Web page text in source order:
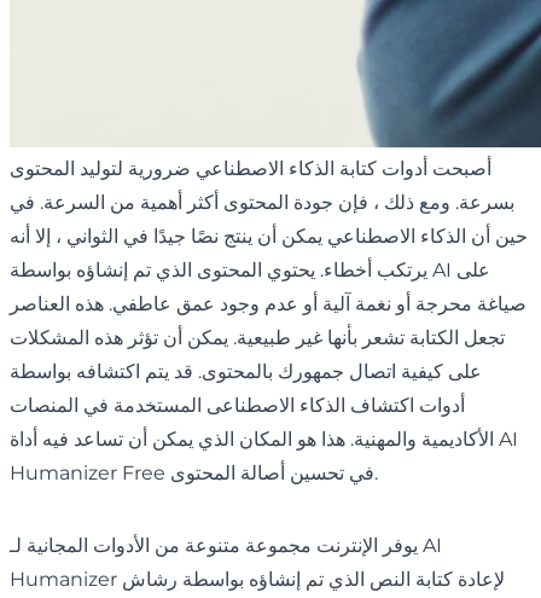
أصبحت أدوات كتابة الذكاء الاصطناعي ضرورية لتوليد المحتوى
بسرعة. ومع ذلك ، فإن جودة المحتوى أكثر أهمية من السرعة. في
حين أن الذكاء الاصطناعي يمكن أن ينتج نصًا جيدًا في الثواني ، إلا أنه
يرتكب أخطاء. يحتوي المحتوى الذي تم إنشاؤه بواسطة AI على
صياغة محرجة أو نغمة آلية أو عدم وجود عمق عاطفي. هذه العناصر
تجعل الكتابة تشعر بأنها غير طبيعية. يمكن أن تؤثر هذه المشكلات
على كيفية اتصال جمهورك بالمحتوى. قد يتم اكتشافه بواسطة
أدوات اكتشاف الذكاء الاصطناعى المستخدمة في المنصات
الأكاديمية والمهنية. هذا هو المكان الذي يمكن أن تساعد فيه أداة AI
Humanizer Free في تحسين أصالة المحتوى.
يوفر الإنترنت مجموعة متنوعة من الأدوات المجانية لـ AI
Humanizer لإعادة كتابة النص الذي تم إنشاؤه بواسطة رشاش